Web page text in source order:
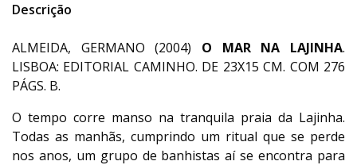
Descrição
ALMEIDA, GERMANO (2004) O MAR NA LAJINHA.
LISBOA: EDITORIAL CAMINHO. DE 23X15 CM. COM 276
PÁGS. B.
O tempo corre manso na tranquila praia da Lajinha.
Todas as manhãs, cumprindo um ritual que se perde
nos anos, um grupo de banhistas aí se encontra para